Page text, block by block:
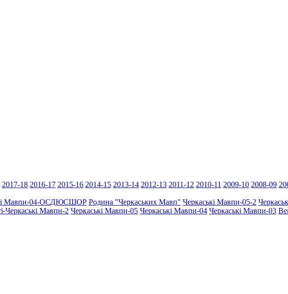
2017-18 2016-17 2015-16 2014-15 2013-14 2012-13 2011-12 2010-11 2009-10 2008-09
Мавпи-04-ОСДЮСШОР Родина "Черкаcьких Мавп" Черкаські Мавпи-05-2
Черкаські Мавпи-2 Черкаські Мавпи-05 Черкаські Мавпи-04 Черкаські Мавпи-03